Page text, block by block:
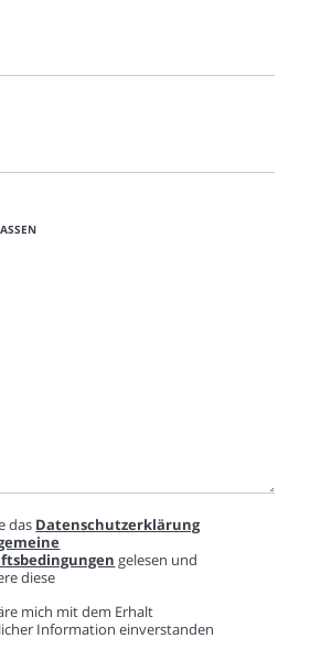
das Datenschutzerklärung
gelesen und
diese
mich mit dem Erhalt
Information einverstanden